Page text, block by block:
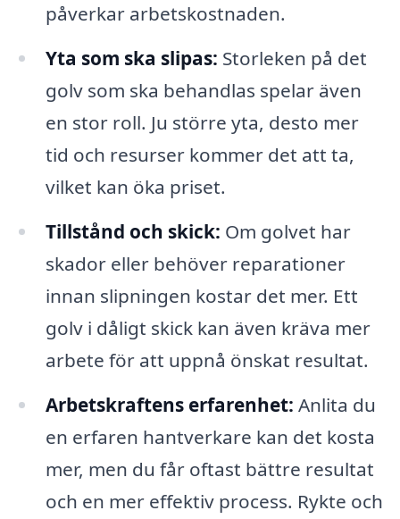
påverkar arbetskostnaden.
Yta som ska slipas: Storleken på det
golv som ska behandlas spelar även
en stor roll. Ju större yta, desto mer
tid och resurser kommer det att ta,
vilket kan öka priset.
Tillstånd och skick: Om golvet har
skador eller behöver reparationer
innan slipningen kostar det mer. Ett
golv i dåligt skick kan även kräva mer
arbete för att uppnå önskat resultat.
Arbetskraftens erfarenhet: Anlita du
en erfaren hantverkare kan det kosta
mer, men du får oftast bättre resultat
och en mer effektiv process. Rykte och